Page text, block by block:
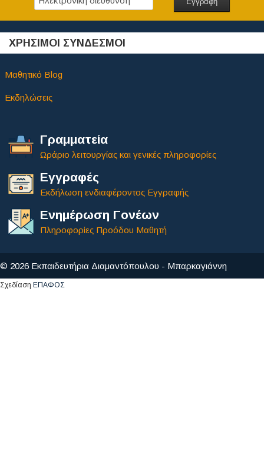
ΧΡΗΣΙΜΟΙ ΣΥΝΔΕΣΜΟΙ
Μαθητικό Blog
Εκδηλώσεις
Γραμματεία
Ωράριο λειτουργίας και γενικές πληροφορίες
Εγγραφές
Εκδήλωση ενδιαφέροντος Εγγραφής
Ενημέρωση Γονέων
Πληροφορίες Προόδου Μαθητή
© 2026 Εκπαιδευτήρια Διαμαντόπουλου - Μπαρκαγιάννη
Σχεδίαση ΕΠΑΦΟΣ